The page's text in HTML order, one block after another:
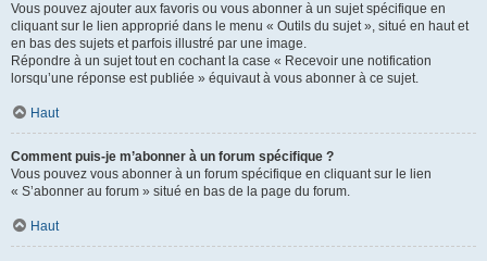
Vous pouvez ajouter aux favoris ou vous abonner à un sujet spécifique en
cliquant sur le lien approprié dans le menu « Outils du sujet », situé en haut et
en bas des sujets et parfois illustré par une image.
Répondre à un sujet tout en cochant la case « Recevoir une notification
lorsqu’une réponse est publiée » équivaut à vous abonner à ce sujet.
Haut
Comment puis-je m’abonner à un forum spécifique ?
Vous pouvez vous abonner à un forum spécifique en cliquant sur le lien
« S’abonner au forum » situé en bas de la page du forum.
Haut